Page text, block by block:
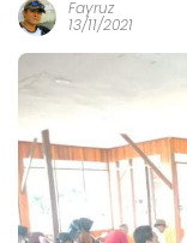
Fayruz
13/11/2021